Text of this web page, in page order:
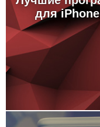
для